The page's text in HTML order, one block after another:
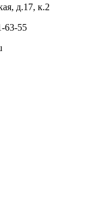
д.17, к.2
63-55